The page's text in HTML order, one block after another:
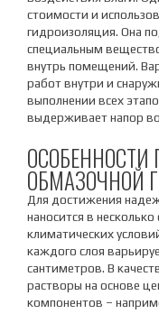
стоимости и
гидроизоляция. Она
специальным
внутрь помещений.
работ внутри и
выполнении всех
выдерживает напор
ОБМАЗОЧНОЙ
Для достижения
наносится в
климатических
каждого слоя
сантиметров. В
растворы на основе
компонентов –